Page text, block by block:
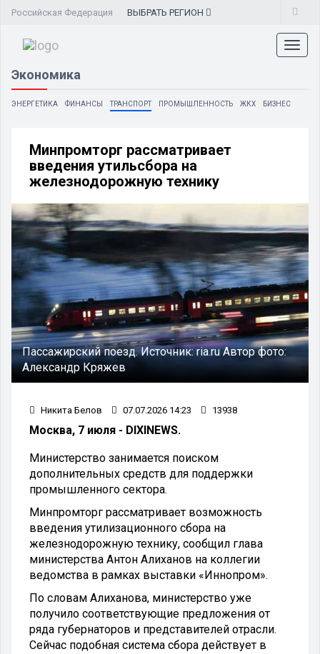
Российская Федерация ВЫБРАТЬ РЕГИОН
Экономика
ЭНЕРГЕТИКА ФИНАНСЫ ТРАНСПОРТ ПРОМЫШЛЕННОСТЬ ЖКХ БИЗНЕС
Минпромторг рассматривает
введения утильсбора на
железнодорожную технику
Пассажирский поезд. Источник: ria.ru Автор фото:
Александр Кряжев
Никита Белов 07.07.2026 14:23 13938
Москва, 7 июля - DIXINEWS.
Министерство занимается поиском
дополнительных средств для поддержки
промышленного сектора.
Минпромторг рассматривает возможность
введения утилизационного сбора на
железнодорожную технику, сообщил глава
министерства Антон Алиханов на коллегии
ведомства в рамках выставки «Иннопром».
По словам Алиханова, министерство уже
получило соответствующие предложения от
ряда губернаторов и представителей отрасли.
Сейчас подобная система сбора действует в